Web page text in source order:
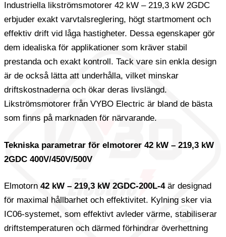
Industriella likströmsmotorer 42 kW – 219,3 kW 2GDC
erbjuder exakt varvtalsreglering, högt startmoment och
effektiv drift vid låga hastigheter. Dessa egenskaper gör
dem idealiska för applikationer som kräver stabil
prestanda och exakt kontroll. Tack vare sin enkla design
är de också lätta att underhålla, vilket minskar
driftskostnaderna och ökar deras livslängd.
Likströmsmotorer från VYBO Electric är bland de bästa
som finns på marknaden för närvarande.
Tekniska parametrar för elmotorer 42 kW – 219,3 kW
2GDC 400V/450V/500V
Elmotorn 42 kW – 219,3 kW 2GDC-200L-4är designad
för maximal hållbarhet och effektivitet. Kylning sker via
IC06-systemet, som effektivt avleder värme, stabiliserar
driftstemperaturen och därmed förhindrar överhettning